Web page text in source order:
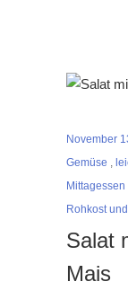
November
Gemüse ,
Mittagessen
Rohkost
Salat
Mais